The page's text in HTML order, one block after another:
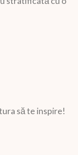
să te inspire!